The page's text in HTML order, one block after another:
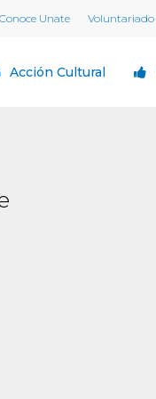
Conoce Unate Voluntariado
Acción Cultural